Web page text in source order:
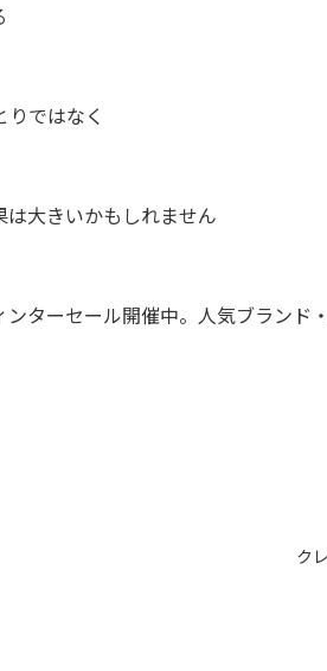
ではなく
大きいかもしれません
ンターセール開催中。人気ブランド
ク